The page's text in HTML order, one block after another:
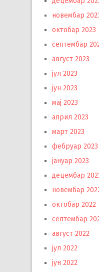
новембар
октобар 2023
септембар
август 2023
јул 2023
јун 2023
мај 2023
април 2023
март 2023
фебруар 2023
јануар 2023
децембар
новембар
октобар 2022
септембар
август 2022
јул 2022
јун 2022